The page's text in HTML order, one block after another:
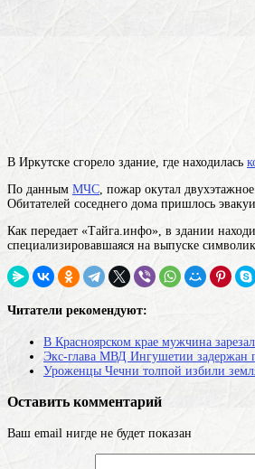
В Иркутске сгорело здание, где находилась
По данным МЧС , пожар окутал
Обитателей соседнего дома пришлось
Как передает «Тайга.инфо», в здании
специализировавшаяся на выпуске
Читатели рекомендуют:
В Красноярском крае мужчина
Экс-глава МВД Ингушетии задержан
Уроженцы Чечни толпой избили
Оставить комментарий
Ваш email нигде не будет показан